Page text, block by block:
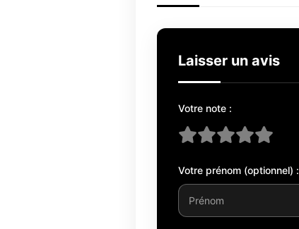
Laisser un avis
Votre note :
Votre prénom (optionnel) :